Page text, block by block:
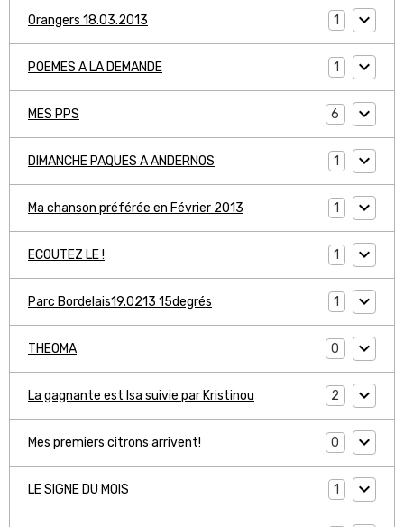
Orangers 18.03.2013 1
POEMES A LA DEMANDE 1
MES PPS 6
DIMANCHE PAQUES A ANDERNOS 1
Ma chanson préférée en Février 2013 1
ECOUTEZ LE ! 1
Parc Bordelais19.0213 15degrés 1
THEOMA 0
La gagnante est Isa suivie par Kristinou 2
Mes premiers citrons arrivent! 0
LE SIGNE DU MOIS 1